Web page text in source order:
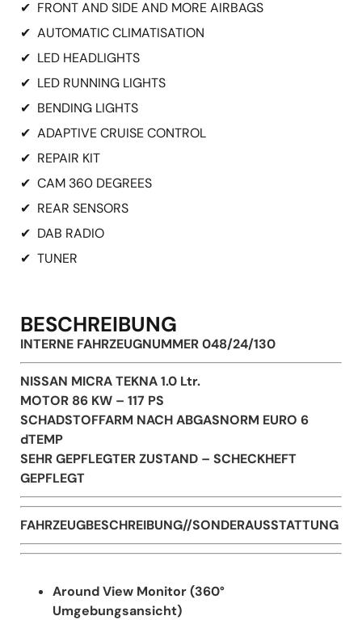
✔ FRONT AND SIDE AND MORE AIRBAGS
✔ AUTOMATIC CLIMATISATION
✔ LED HEADLIGHTS
✔ LED RUNNING LIGHTS
✔ BENDING LIGHTS
✔ ADAPTIVE CRUISE CONTROL
✔ REPAIR KIT
✔ CAM 360 DEGREES
✔ REAR SENSORS
✔ DAB RADIO
✔ TUNER
BESCHREIBUNG
INTERNE FAHRZEUGNUMMER 048/24/130
NISSAN MICRA TEKNA 1.0 Ltr.
MOTOR 86 KW – 117 PS
SCHADSTOFFARM NACH ABGASNORM EURO 6
dTEMP
SEHR GEPFLEGTER ZUSTAND – SCHECKHEFT
GEPFLEGT
FAHRZEUGBESCHREIBUNG//SONDERAUSSTATTUNG
Around View Monitor (360°
Umgebungsansicht)